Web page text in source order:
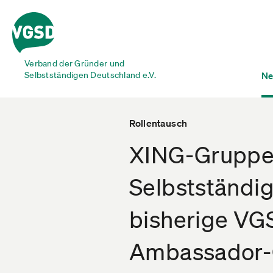
Verband der Gründer und
Selbstständigen Deutschland e.V.
Rollentausch
XING-
bisherige